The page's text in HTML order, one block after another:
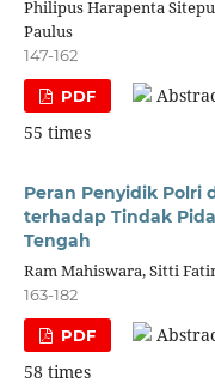
Philipus Harapenta
Paulus
147-162
PDF
55 times
Peran Penyidik Polri
terhadap Tindak
Tengah
Ram Mahiswara, Sitti
163-182
PDF
58 times